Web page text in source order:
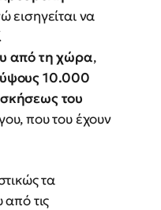
εισηγείται να
από τη χώρα,
10.000
του
που του έχουν
τα
τις